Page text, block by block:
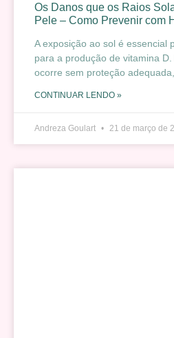
Os Danos que os Raios
Pele – Como Prevenir com
A exposição ao sol é essencial
para a produção de vitamina
ocorre sem proteção
CONTINUAR LENDO »
Andreza Goulart 21 de março de